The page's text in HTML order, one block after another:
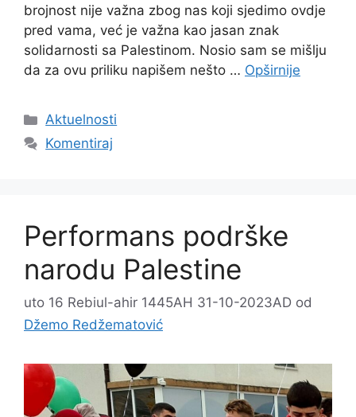
brojnost nije važna zbog nas koji sjedimo ovdje
pred vama, već je važna kao jasan znak
solidarnosti sa Palestinom. Nosio sam se mišlju
da za ovu priliku napišem nešto … Opširnije
Kategorije
Aktuelnosti
Komentiraj
Performans podrške
narodu Palestine
uto 16 Rebiul-ahir 1445AH 31-10-2023AD od
Džemo Redžematović